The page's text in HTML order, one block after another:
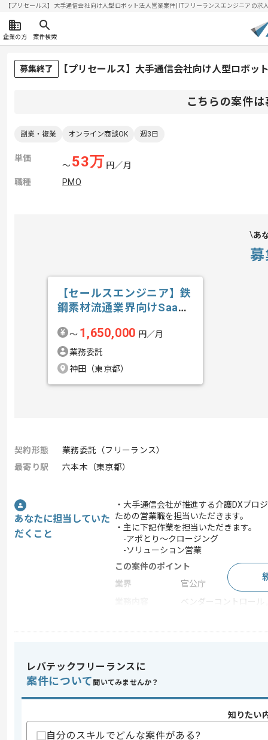
【プリセールス】大手通信会社向け人型ロボット法人営業案件| ITフリーランスエンジニアの
企業の方 案件検索
募集終了 【プリセールス】大手通信会社向け人型ロボッ
こちらの案件
副業・複業 オンライン商談OK 週3日
単価
〜53万 円／月
職種
PMO
あ
【セールスエンジニア】鉄
鋼素材流通業界向けSaaS
〜 1,650,000 円／月
業務委託
神田（東京都）
契約形態
業務委託（フリーランス）
最寄り駅
六本木（東京都）
あなたに担当していた
だくこと
・大手通信会社が推進する介護DXプロ
ための営業職を担当いただきます。
・主に下記作業を担当いただきます。
-アポとり〜クロージング
-ソリューション営業
この案件のポイント
業界
官公庁
ベンダーコントロール
スキル
求めるスキル
・法人営業経験
スキルに不安がある方へ
レバテックフリーランスに
案件について 聞いてみませんか？
知りたい
自分のスキルでどんな案件がある?